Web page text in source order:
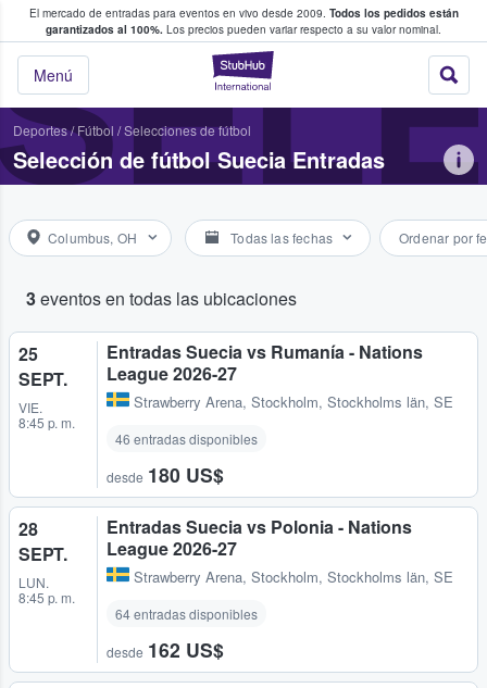
El mercado de entradas para eventos en vivo desde 2009. Todos los pedidos están
garantizados al 100%. Los precios pueden variar respecto a su valor nominal.
StubHub:
Menú
y venta de entradas entre fans
Deportes/ Fútbol /Selecciones de fútbol
Selección de fútbol Suecia Entradas
Columbus, OH Todas las fechas Ordenar por
3eventos en todas las ubicaciones
25
SEPT.
VIE.
8:45 p. m.
Entradas Suecia vs Rumanía - Nations
League 2026-27
Strawberry Arena, Stockholm, Stockholms län, SE
46 entradas disponibles
desde 180 US$
28
SEPT.
LUN.
8:45 p. m.
Entradas Suecia vs Polonia - Nations
League 2026-27
Strawberry Arena, Stockholm, Stockholms län, SE
64 entradas disponibles
desde 162 US$